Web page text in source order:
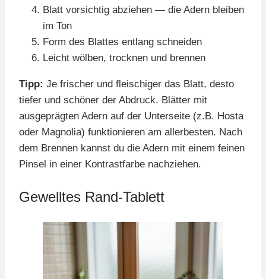
Blatt vorsichtig abziehen — die Adern bleiben
im Ton
Form des Blattes entlang schneiden
Leicht wölben, trocknen und brennen
Tipp: Je frischer und fleischiger das Blatt, desto
tiefer und schöner der Abdruck. Blätter mit
ausgeprägten Adern auf der Unterseite (z.B. Hosta
oder Magnolia) funktionieren am allerbesten. Nach
dem Brennen kannst du die Adern mit einem feinen
Pinsel in einer Kontrastfarbe nachziehen.
Gewelltes Rand-Tablett